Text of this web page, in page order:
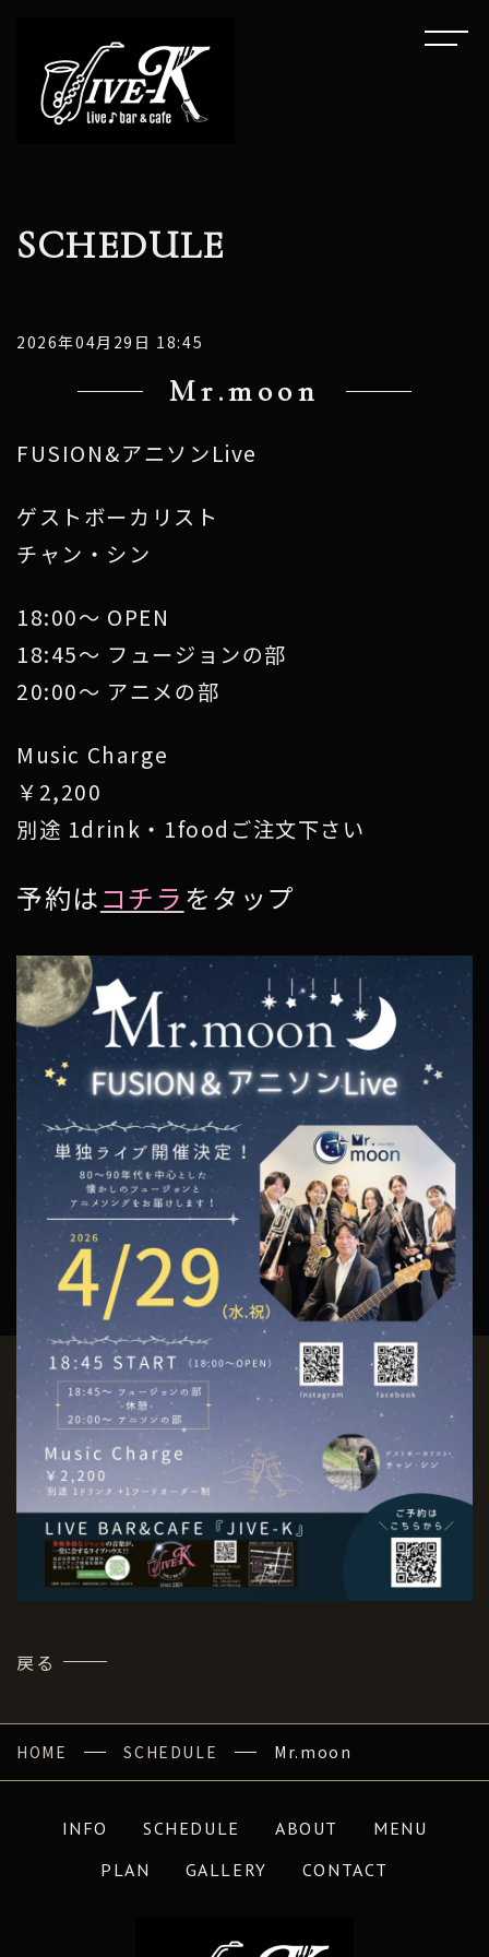
SCHEDULE
2026年04月29日 18:45
Mr.moon
FUSION&アニソンLive
ゲストボーカリスト
チャン・シン
18:00～ OPEN
18:45～ フュージョンの部
20:00～ アニメの部
Music Charge
￥2,200
別途 1drink・1foodご注文下さい
予約はコチラ をタップ
戻る
HOME SCHEDULE Mr.moon
INFO SCHEDULE ABOUT
MENU
PLAN
GALLERY CONTACT